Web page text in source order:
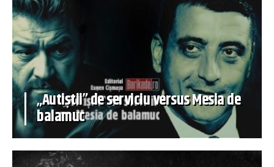
„Autiștii” de serviciu versus Mesia de
balamuc